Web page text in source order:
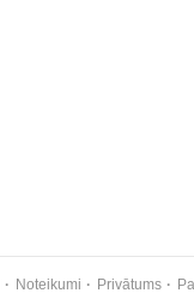
Noteikumi Privātums